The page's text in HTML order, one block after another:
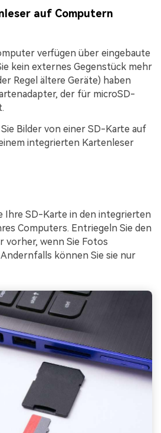
auf Computern
verfügen über eingebaute
kein externes Gegenstück mehr
Regel ältere Geräte) haben
der für microSD-
Bilder von einer SD-Karte auf
integrierten Kartenleser
Ihre SD-Karte in den integrierten
Computers. Entriegeln Sie den
vorher, wenn Sie Fotos
können Sie sie nur